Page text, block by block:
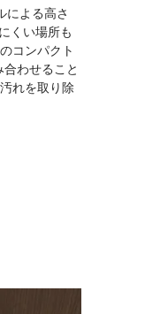
による高さ
くい場所も
コンパクト
わせること
れを取り除